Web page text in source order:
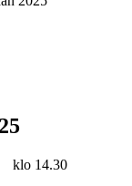
klo 14.30